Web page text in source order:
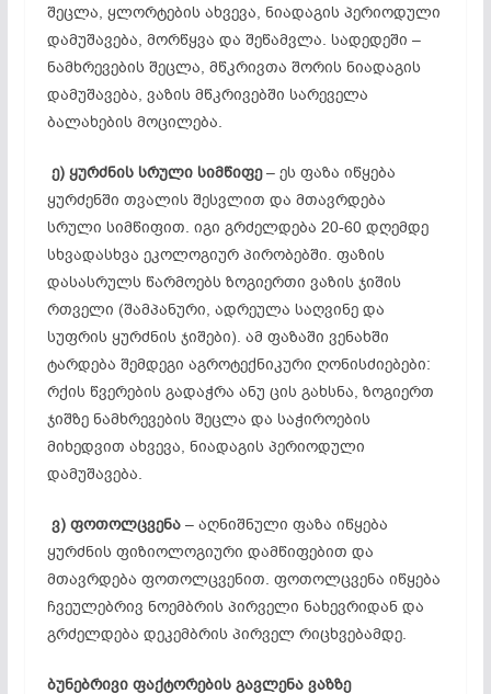
შეცლა, ყლორტების ახვევა, ნიადაგის პერიოდული
დამუშავება, მორწყვა და შეწამვლა. სადედეში –
ნამხრევების შეცლა, მწკრივთა შორის ნიადაგის
დამუშავება, ვაზის მწკრივებში სარეველა
ბალახების მოცილება.
ე) ყურძნის სრული სიმწიფე– ეს ფაზა იწყება
ყურძენში თვალის შესვლით და მთავრდება
სრული სიმწიფით. იგი გრძელდება 20-60 დღემდე
სხვადასხვა ეკოლოგიურ პირობებში. ფაზის
დასასრულს წარმოებს ზოგიერთი ვაზის ჯიშის
რთველი (შამპანური, ადრეულა საღვინე და
სუფრის ყურძნის ჯიშები). ამ ფაზაში ვენახში
ტარდება შემდეგი აგროტექნიკური ღონისძიებები:
რქის წვერების გადაჭრა ანუ ცის გახსნა, ზოგიერთ
ჯიშზე ნამხრევების შეცლა და საჭიროების
მიხედვით ახვევა, ნიადაგის პერიოდული
დამუშავება.
ვ) ფოთოლცვენა– აღნიშნული ფაზა იწყება
ყურძნის ფიზიოლოგიური დამწიფებით და
მთავრდება ფოთოლცვენით. ფოთოლცვენა იწყება
ჩვეულებრივ ნოემბრის პირველი ნახევრიდან და
გრძელდება დეკემბრის პირველ რიცხვებამდე.
ბუნებრივი ფაქტორების გავლენა ვაზზე